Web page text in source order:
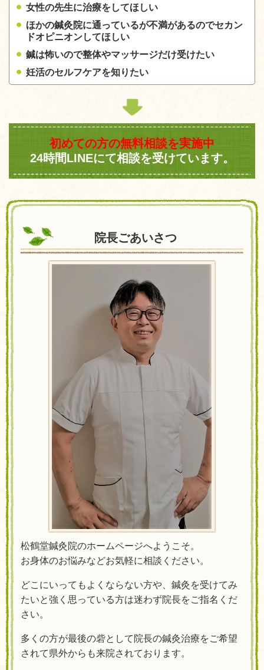
女性の先生に治療をしてほしい
ほかの鍼灸院に通っているが不満があるのでセカン
ドオピニオンしてほしい
鍼は怖いので整体やマッサージだけ受けたい
妊活のセルフケアを知りたい
初めての方の無料相談を実施中
24時間LINEにて相談を受けています。
院長ごあいさつ
松鶴堂鍼灸院のホームページへようこそ。
お身体のお悩みなどお気軽に相談ください。
どこにいってもよくならない方や、鍼灸を受けてみ
たいと強く思っている方は迷わず院長をご指名くだ
さい。
多くの方が最後の砦として院長の鍼灸治療をご希望
されて県外からも来院されております。